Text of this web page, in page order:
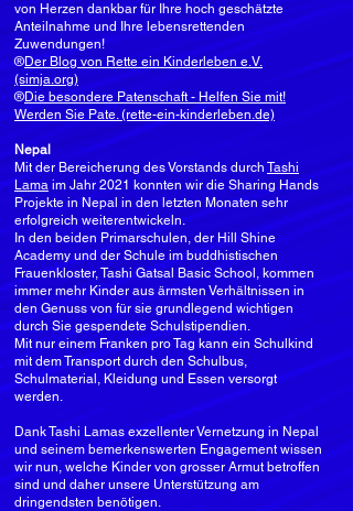
von Herzen dankbar für Ihre hoch geschätzte
Anteilnahme und Ihre lebensrettenden
Zuwendungen!
®Der Blog von Rette ein Kinderleben e.V.
(simja.org)
®Die besondere Patenschaft - Helfen Sie mit!
Werden Sie Pate. (rette-ein-kinderleben.de)
Nepal
Mit der Bereicherung des Vorstands durch Tashi
Lama im Jahr 2021 konnten wir die Sharing Hands
Projekte in Nepal in den letzten Monaten sehr
erfolgreich weiterentwickeln.
In den beiden Primarschulen, der Hill Shine
Academy und der Schule im buddhistischen
Frauenkloster, Tashi Gatsal Basic School, kommen
immer mehr Kinder aus ärmsten Verhältnissen in
den Genuss von für sie grundlegend wichtigen
durch Sie gespendete Schulstipendien.
Mit nur einem Franken pro Tag kann ein Schulkind
mit dem Transport durch den Schulbus,
Schulmaterial, Kleidung und Essen versorgt
werden.
Dank Tashi Lamas exzellenter Vernetzung in Nepal
und seinem bemerkenswerten Engagement wissen
wir nun, welche Kinder von grosser Armut betroffen
sind und daher unsere Unterstützung am
dringendsten benötigen.